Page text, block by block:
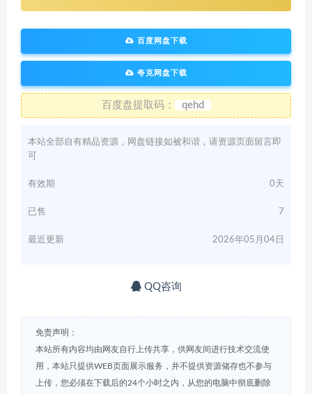
百度网盘下载
夸克网盘下载
百度盘提取码： qehd
本站全部自有精品资源，网盘链接如被和谐，请资源页面留言即
可
有效期 0天
已售 7
最近更新 2026年05月04日
QQ咨询
免责声明：
本站所有内容均由网友自行上传共享，供网友间进行技术交流使
用，本站只提供WEB页面展示服务，并不提供资源储存也不参与
上传，您必须在下载后的24个小时之内，从您的电脑中彻底删除